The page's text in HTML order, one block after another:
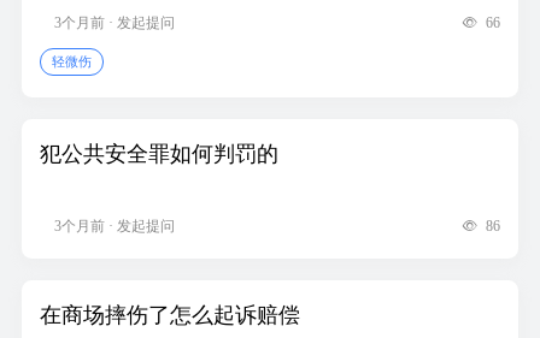
3个月前 · 发起提问 66
轻微伤
犯公共安全罪如何判罚的
3个月前 · 发起提问 86
在商场摔伤了怎么起诉赔偿